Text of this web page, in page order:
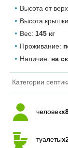
Высота от
Высота
Вес: 145 кг
Проживание:
Наличие: на
Категории
человек
туалеты